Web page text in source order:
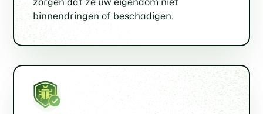
binnendringen of beschadigen.